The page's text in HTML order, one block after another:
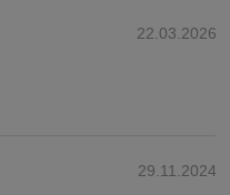
22.03.2026
29.11.2024